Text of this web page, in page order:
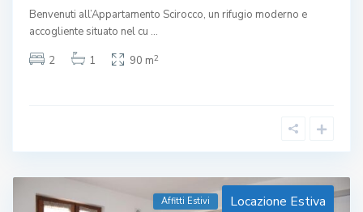
Benvenuti all’Appartamento Scirocco, un rifugio moderno e
accogliente situato nel cu ...
2
1 90 m2
Affitti Estivi Locazione Estiva